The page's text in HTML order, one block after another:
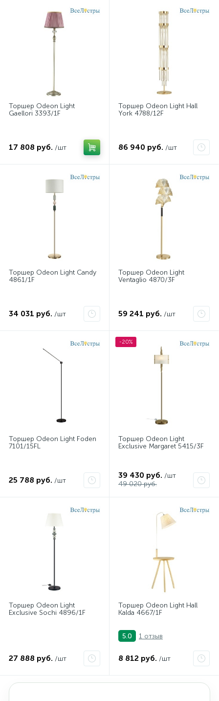
Торшер Odeon Light
Gaellori 3393/1F
17 808 руб. /шт
Торшер Odeon Light Hall
York 4788/12F
86 940 руб. /шт
Торшер Odeon Light Candy
4861/1F
34 031 руб. /шт
Торшер Odeon Light
Ventaglio 4870/3F
59 241 руб. /шт
Торшер Odeon Light Foden
7101/15FL
25 788 руб. /шт
-20%
Торшер Odeon Light
Exclusive Margaret 5415/3F
39 430 руб. /шт
49 020 руб.
Торшер Odeon Light
Exclusive Sochi 4896/1F
27 888 руб. /шт
Торшер Odeon Light Hall
Kalda 4667/1F
5.0 1 отзыв
8 812 руб. /шт